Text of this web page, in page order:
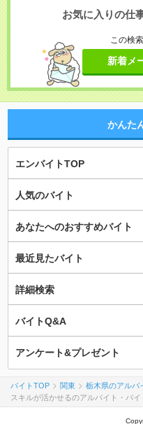
お気に入りの仕
この検
新着メ
かんた
エンバイトTOP
人気のバイト
あなたへのおすすめバイト
最近見たバイト
詳細検索
バイトQ&A
アンケート&プレゼント
バイトTOP 関東 栃木県のアルバ
スキルが活かせるのアルバイト・バイ